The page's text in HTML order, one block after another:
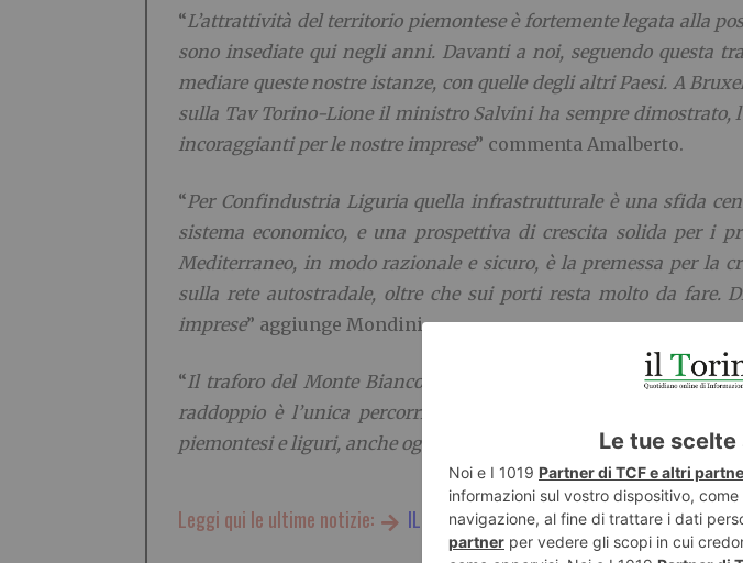
“L’attrattività del territorio piemontese è fortemente legata alla
sono insediate qui negli anni. Davanti a noi, seguendo questa
mediare queste nostre istanze, con quelle degli altri Paesi. A
sulla Tav Torino-Lione il ministro Salvini ha sempre dimostrato,
incoraggianti per le nostre imprese” commenta Amalberto.
“Per Confindustria Liguria quella infrastrutturale è una sfida
sistema economico, e una prospettiva di crescita solida per i
Mediterraneo, in modo razionale e sicuro, è la premessa per la
sulla rete autostradale, oltre che sui porti resta molto da fare.
imprese” aggiunge Mondini.
“Il traforo del Monte Bianco è stato al centro dell’intero mio
raddoppio è l’unica percorribile a nostro avviso, e
piemontesi e liguri, anche oggi quindi rilanciamo il ruolo centrale
Leggi qui le ultime notizie: IL TORINESE